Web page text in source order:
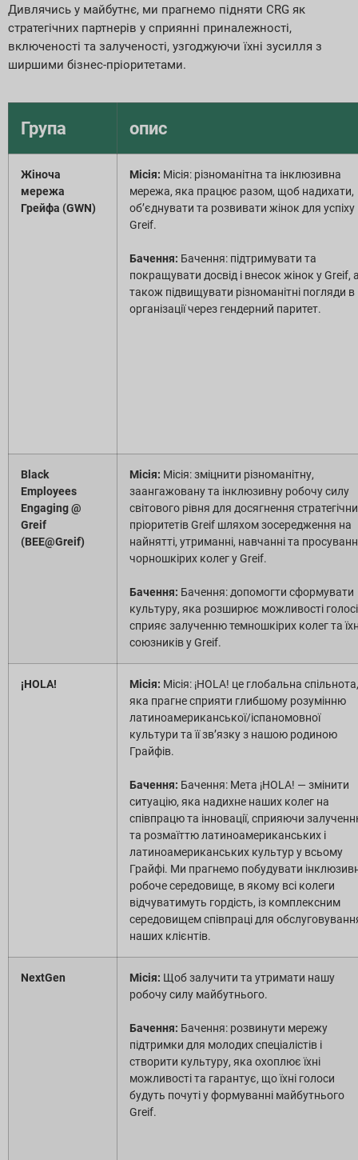
Дивлячись у майбутнє, ми прагнемо підняти CRG як
стратегічних партнерів у сприянні приналежності,
включеності та залученості, узгоджуючи їхні зусилля з
ширшими бізнес-пріоритетами.
Група опис
Жіноча
мережа
Грейфа (GWN)
Місія: Місія: різноманітна та інклюзивна
мережа, яка працює разом, щоб надихати,
об’єднувати та розвивати жінок для успіху
Greif.
Бачення: Бачення: підтримувати та
покращувати досвід і внесок жінок у Greif,
також підвищувати різноманітні погляди в
організації через гендерний паритет.
Black
Employees
Engaging @
Greif
(BEE@Greif)
Місія: Місія: зміцнити різноманітну,
заангажовану та інклюзивну робочу силу
світового рівня для досягнення
пріоритетів Greif шляхом зосередження на
найнятті, утриманні, навчанні та
чорношкірих колег у Greif.
Бачення: Бачення: допомогти сформувати
культуру, яка розширює можливості
сприяє залученню темношкірих колег та
союзників у Greif.
¡HOLA! Місія: Місія: ¡HOLA! це глобальна спільнота,
яка прагне сприяти глибшому розумінню
латиноамериканської/іспаномовної
культури та її зв’язку з нашою родиною
Грайфів.
Бачення: Бачення: Мета ¡HOLA! — змінити
ситуацію, яка надихне наших колег на
співпрацю та інновації, сприяючи
та розмаїттю латиноамериканських і
латиноамериканських культур у всьому
Грайфі. Ми прагнемо побудувати
робоче середовище, в якому всі колеги
відчуватимуть гордість, із комплексним
середовищем співпраці для
наших клієнтів.
NextGen Місія: Щоб залучити та утримати нашу
робочу силу майбутнього.
Бачення: Бачення: розвинути мережу
підтримки для молодих спеціалістів і
створити культуру, яка охоплює їхні
можливості та гарантує, що їхні голоси
будуть почуті у формуванні майбутнього
Greif.